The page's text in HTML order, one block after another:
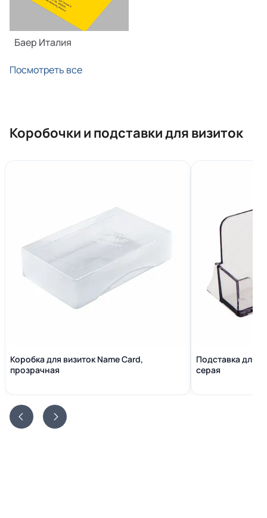
Баер Италия
Посмотреть все
Коробочки и подставки для визиток
Коробка для визиток Name Сard,
прозрачная
Подставка для
серая